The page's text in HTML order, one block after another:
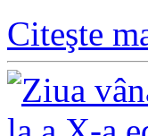
Citeşte